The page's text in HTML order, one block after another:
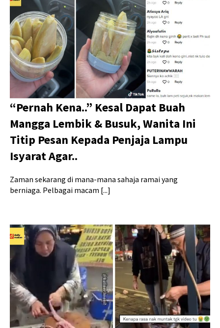
“Pernah Kena..” Kesal Dapat Buah
Mangga Lembik & Busuk, Wanita Ini
Titip Pesan Kepada Penjaja Lampu
Isyarat Agar..
Zaman sekarang di mana-mana sahaja ramai yang
berniaga. Pelbagai macam [...]